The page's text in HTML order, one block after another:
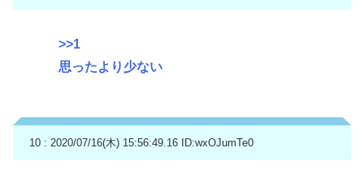
>>1
思ったより少ない
10 : 2020/07/16(木) 15:56:49.16 ID:wxOJumTe0